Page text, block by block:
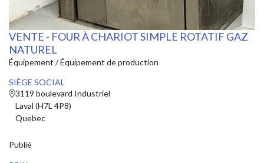
VENTE - FOUR À CHARIOT SIMPLE ROTATIF GAZ
NATUREL
Équipement / Équipement de production
SIÈGE SOCIAL
3119 boulevard Industriel
Laval (H7L 4P8)
Quebec
Publié